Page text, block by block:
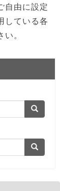
自由に設定
している各
。